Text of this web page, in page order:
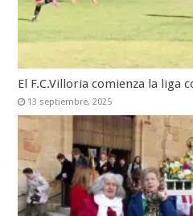
El F.C.Villoria comienza la liga
13 septiembre, 2025